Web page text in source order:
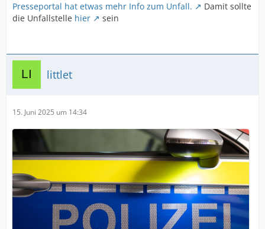
Presseportal hat etwas mehr Info zum Unfall.
Damit sollte
die Unfallstelle hier sein
littlet
15. Juni 2025 um 14:34